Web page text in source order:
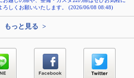
ろしくお願いいたします。 (2026/06/08 08:48)
もっと見る >